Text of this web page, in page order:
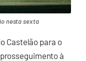
nesta sexta
Castelão para o
à